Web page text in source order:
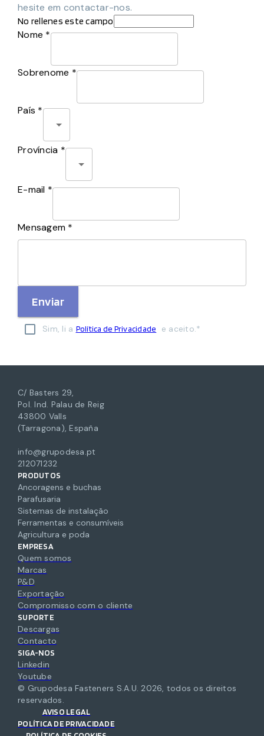
hesite em contactar-nos.
No rellenes este campo
Nome *
Sobrenome *
País *
Província *
E-mail *
Mensagem *
Enviar
Sim, li a Política de Privacidade e aceito.*
C/ Basters 29,
Pol. Ind. Palau de Reig
43800 Valls
(Tarragona), España
info@grupodesa.pt
212071232
PRODUTOS
Ancoragens e buchas
Parafusaria
Sistemas de instalação
Ferramentas e consumíveis
Agricultura e poda
EMPRESA
Quem somos
Marcas
P&D
Exportação
Compromisso com o cliente
SUPORTE
Descargas
Contacto
SIGA-NOS
Linkedin
Youtube
© Grupodesa Fasteners S.A.U. 2026, todos os direitos
reservados.
AVISO LEGAL
POLÍTICA DE PRIVACIDADE